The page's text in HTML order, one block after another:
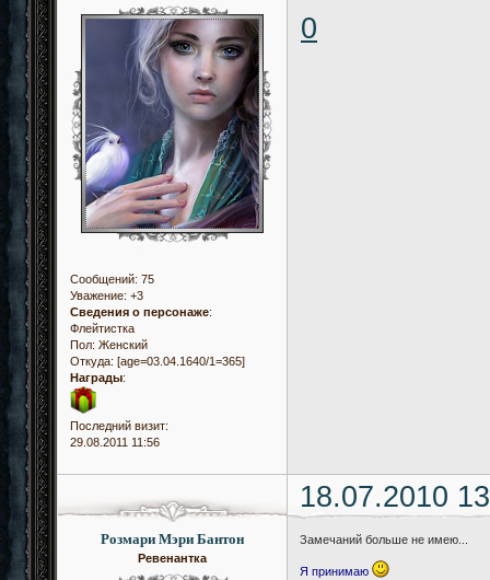
Сообщений: 75
Уважение: +3
Сведения о персонаже:
Флейтистка
Пол: Женский
Откуда: [age=03.04.1640/1=365]
Награды:
Последний визит:
29.08.2011 11:56
0
18.07.2010
Розмари Мэри Бантон
Ревенантка
Замечаний больше не имею...
Я принимаю